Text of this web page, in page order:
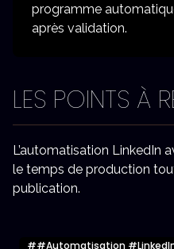
programme
après validation.
LES POINTS À
L’automatisation LinkedIn
le temps de production
publication.
##Automatisation